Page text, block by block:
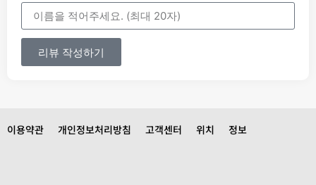
리뷰 작성하기
이용약관 개인정보처리방침 고객센터 위치 정보